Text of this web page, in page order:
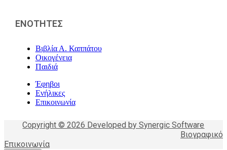
ΕΝΟΤΗΤΕΣ
Βιβλία Α. Καππάτου
Οικογένεια
Παιδιά
Έφηβοι
Ενήλικες
Επικοινωνία
Copyright © 2026 Developed by Synergic Software
Βιογραφικό
Επικοινωνία